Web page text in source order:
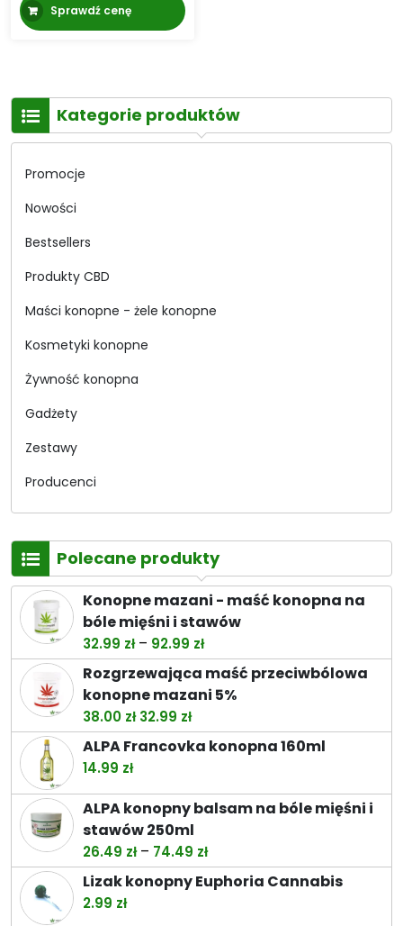
Sprawdź cenę
Kategorie produktów
Promocje
Nowości
Bestsellers
Produkty CBD
Maści konopne - żele konopne
Kosmetyki konopne
Żywność konopna
Gadżety
Zestawy
Producenci
Polecane produkty
Konopne mazani - maść konopna na
bóle mięśni i stawów
32.99 zł – 92.99 złZakres
cen:
od
do
92.99 zł
Rozgrzewająca maść przeciwbólowa
konopne mazani 5%
38.00 zł Pierwotna
cena
32.99 złAktualna
cena
ALPA Francovka konopna 160ml
14.99 zł
ALPA konopny balsam na bóle mięśni i
stawów 250ml
26.49 zł – 74.49 złZakres
cen:
od
Lizak konopny Euphoria Cannabis
2.99 zł